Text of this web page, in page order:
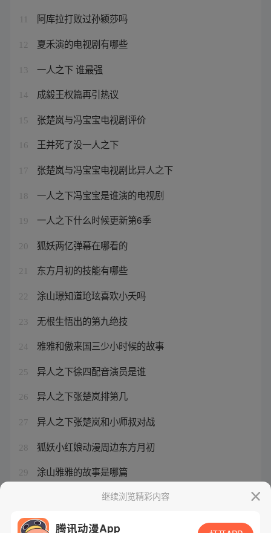
阿库拉打败过孙颖莎吗
12 夏禾演的电视剧有哪些
13 一人之下 谁最强
14 成毅王权篇再引热议
15 张楚岚与冯宝宝电视剧评价
16 王并死了没一人之下
17 张楚岚与冯宝宝电视剧比异人之下
18 一人之下冯宝宝是谁演的电视剧
19 一人之下什么时候更新第6季
20 狐妖两亿弹幕在哪看的
21 东方月初的技能有哪些
22 涂山璟知道玱玹喜欢小夭吗
23 无根生悟出的第九绝技
24 雅雅和傲来国三少小时候的故事
25 异人之下徐四配音演员是谁
26 异人之下张楚岚排第几
27 异人之下张楚岚和小师叔对战
28 狐妖小红娘动漫周边东方月初
29 涂山雅雅的故事是哪篇
狐妖小红娘动漫版东方洛继续浏览精彩内容
腾讯动漫App